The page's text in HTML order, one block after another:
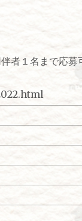
者１名まで応募